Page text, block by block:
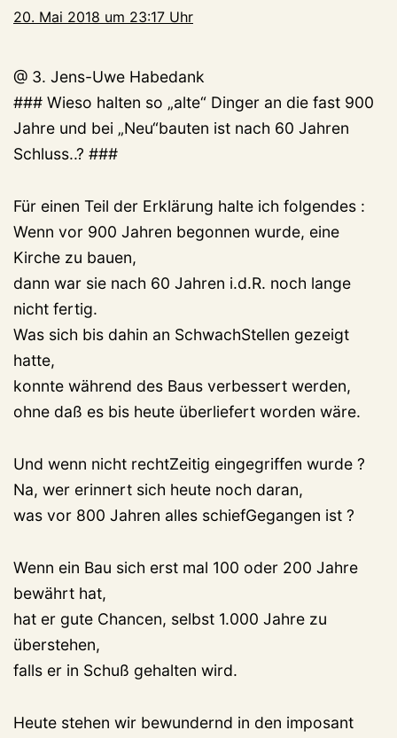
20. Mai 2018 um 23:17 Uhr
@ 3. Jens-Uwe Habedank
### Wieso halten so „alte“ Dinger an die fast 900
Jahre und bei „Neu“bauten ist nach 60 Jahren
Schluss..? ###
Für einen Teil der Erklärung halte ich folgendes :
Wenn vor 900 Jahren begonnen wurde, eine
Kirche zu bauen,
dann war sie nach 60 Jahren i.d.R. noch lange
nicht fertig.
Was sich bis dahin an SchwachStellen gezeigt
hatte,
konnte während des Baus verbessert werden,
ohne daß es bis heute überliefert worden wäre.
Und wenn nicht rechtZeitig eingegriffen wurde ?
Na, wer erinnert sich heute noch daran,
was vor 800 Jahren alles schiefGegangen ist ?
Wenn ein Bau sich erst mal 100 oder 200 Jahre
bewährt hat,
hat er gute Chancen, selbst 1.000 Jahre zu
überstehen,
falls er in Schuß gehalten wird.
Heute stehen wir bewundernd in den imposant